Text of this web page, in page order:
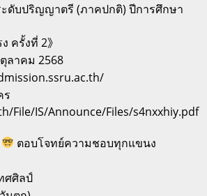
ดับปริญญาตรี (ภาคปกติ) ปีการศึกษา
ครั้งที่ 2》
ลาคม 2568
ร
File/IS/Announce/Files/s4nxxhiy.pdf
ตอบโจทย์ความชอบทุกแขนง
ศศิลป์